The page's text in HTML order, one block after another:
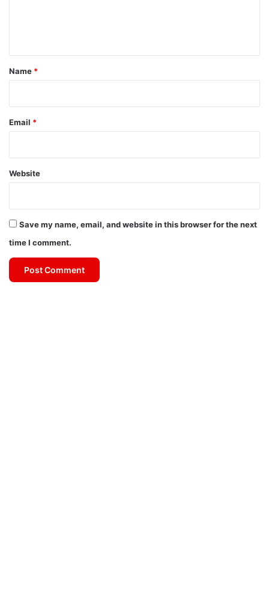
*
Name *
Email *
Website
Save my name, email, and website in this browser for the next
time I comment.